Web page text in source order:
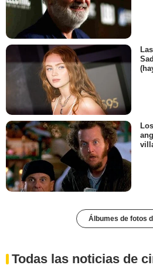
Álbumes de fotos
Todas las noticias de